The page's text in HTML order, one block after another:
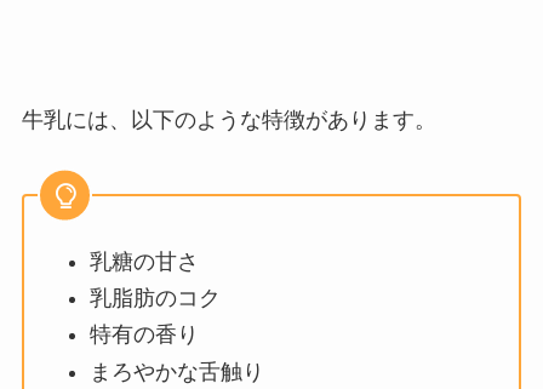
牛乳には、以下のような特徴があります。
乳糖の甘さ
乳脂肪のコク
特有の香り
まろやかな舌触り